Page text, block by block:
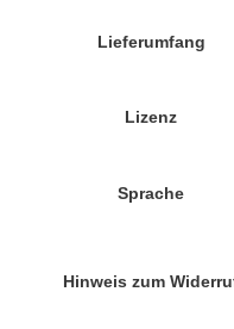
Lieferumfang
Lizenz
Sprache
Hinweis zum